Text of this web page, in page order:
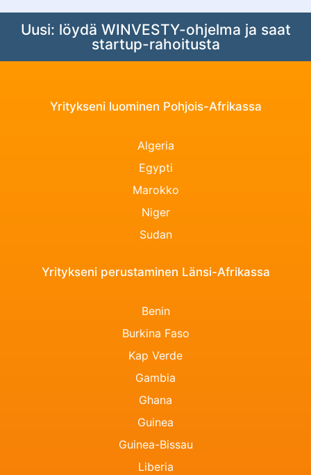
Uusi: löydä WINVESTY-ohjelma ja saat
startup-rahoitusta
Yritykseni luominen Pohjois-Afrikassa
Algeria
Egypti
Marokko
Niger
Sudan
Yritykseni perustaminen Länsi-Afrikassa
Benin
Burkina Faso
Kap Verde
Gambia
Ghana
Guinea
Guinea-Bissau
Liberia